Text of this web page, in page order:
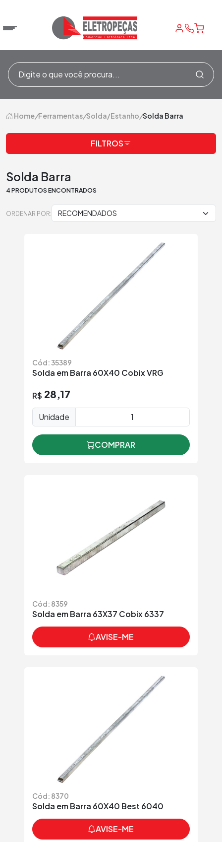
Home/Ferramentas/Solda/Estanho/Solda Barra
FILTROS
Solda Barra
4 PRODUTOS ENCONTRADOS
ORDENAR POR:
Cód: 35389
Solda em Barra 60X40 Cobix VRG
R$ 28,17
Unidade
COMPRAR
Cód: 8359
Solda em Barra 63X37 Cobix 6337
AVISE-ME
Cód: 8370
Solda em Barra 60X40 Best 6040
AVISE-ME